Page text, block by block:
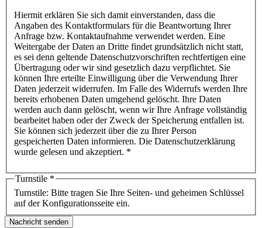
Hiermit erklären Sie sich damit einverstanden, dass die
Angaben des Kontaktformulars für die Beantwortung Ihrer
Anfrage bzw. Kontaktaufnahme verwendet werden. Eine
Weitergabe der Daten an Dritte findet grundsätzlich nicht statt,
es sei denn geltende Datenschutzvorschriften rechtfertigen eine
Übertragung oder wir sind gesetzlich dazu verpflichtet. Sie
können Ihre erteilte Einwilligung über die Verwendung Ihrer
Daten jederzeit widerrufen. Im Falle des Widerrufs werden Ihre
bereits erhobenen Daten umgehend gelöscht. Ihre Daten
werden auch dann gelöscht, wenn wir Ihre Anfrage vollständig
bearbeitet haben oder der Zweck der Speicherung entfallen ist.
Sie können sich jederzeit über die zu Ihrer Person
gespeicherten Daten informieren. Die Datenschutzerklärung
wurde gelesen und akzeptiert. *
Turnstile *
Turnstile: Bitte tragen Sie Ihre Seiten- und geheimen Schlüssel
auf der Konfigurationsseite ein.
Nachricht senden